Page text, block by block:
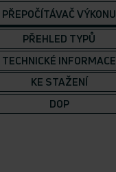
PŘEPOČÍTÁVAČ VÝKONU
PŘEHLED TYPŮ
TECHNICKÉ INFORMACE
KE STAŽENÍ
DOP